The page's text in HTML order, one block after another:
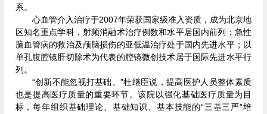
系。
心血管介入治疗于2007年荣获国家级准入资质，成为北京地
区知名重点学科，射频消融术治疗例数和水平居国内前列；急性
脑血管病的救治及颅脑损伤的亚低温治疗处于国内先进水平；以
单孔腹腔镜肝切除术为代表的腔镜微创技术居于国际先进水平行
列。
“创新不能忽视打基础。”杜继臣说，提高医护人员整体素质
也是提高医疗质量的重要环节。该院以强化基础医疗质量为目
标，每年组织基础理论、基础知识、基本技能的“三基三严”培